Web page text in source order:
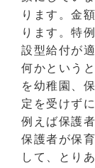
ります。金
ります。特
設型給付が
何かという
を幼稚園、
定を受けず
例えば保護
保護者が保
して、とり